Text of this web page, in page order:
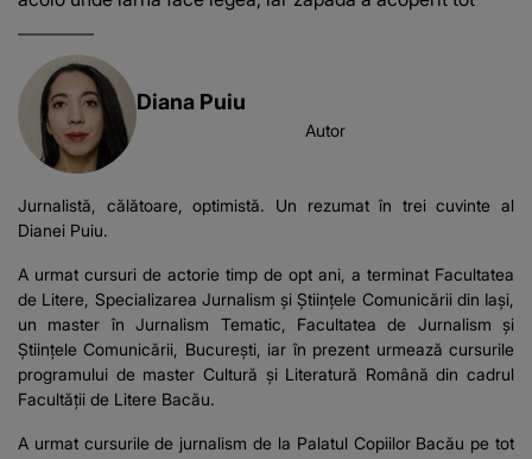
Diana Puiu
Autor
Jurnalistă, călătoare, optimistă. Un rezumat în trei cuvinte al
Dianei Puiu.
A urmat cursuri de actorie timp de opt ani, a terminat Facultatea
de Litere, Specializarea Jurnalism și Științele Comunicării din Iași,
un master în Jurnalism Tematic, Facultatea de Jurnalism și
Științele Comunicării, București, iar în prezent urmează cursurile
programului de master Cultură și Literatură Română din cadrul
Facultății de Litere Bacău.
A urmat cursurile de jurnalism de la Palatul Copiilor Bacău pe tot